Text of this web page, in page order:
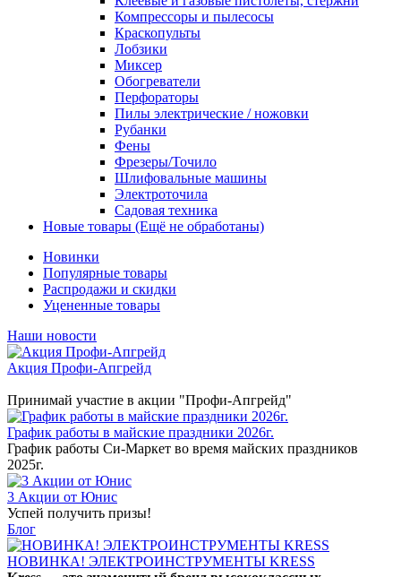
Компрессоры и пылесосы
Краскопульты
Лобзики
Миксер
Обогреватели
Перфораторы
Пилы электрические / ножовки
Рубанки
Фены
Фрезеры/Точило
Шлифовальные машины
Электроточила
Садовая техника
Новые товары (Ещё не обработаны)
Новинки
Популярные товары
Распродажи и скидки
Уцененные товары
Наши новости
Акция Профи-Апгрейд
Принимай участие в акции "Профи-Апгрейд"
График работы в майские праздники 2026г.
График работы Си-Маркет во время майских праздников
2025г.
3 Акции от Юнис
Успей получить призы!
Блог
НОВИНКА! ЭЛЕКТРОИНСТРУМЕНТЫ KRESS